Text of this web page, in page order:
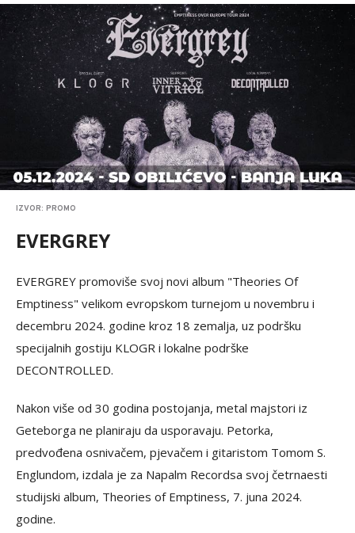
IZVOR: PROMO
EVERGREY
EVERGREY promoviše svoj novi album "Theories Of
Emptiness" velikom evropskom turnejom u novembru i
decembru 2024. godine kroz 18 zemalja, uz podršku
specijalnih gostiju KLOGR i lokalne podrške
DECONTROLLED.
Nakon više od 30 godina postojanja, metal majstori iz
Geteborga ne planiraju da usporavaju. Petorka,
predvođena osnivačem, pjevačem i gitaristom Tomom S.
Englundom, izdala je za Napalm Recordsa svoj četrnaesti
studijski album, Theories of Emptiness, 7. juna 2024.
godine.